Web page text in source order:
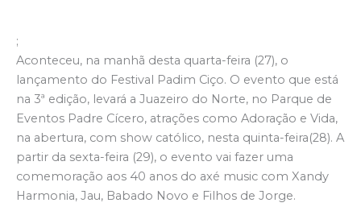
;
Aconteceu, na manhã desta quarta-feira (27), o
lançamento do Festival Padim Ciço. O evento que está
na 3ª edição, levará a Juazeiro do Norte, no Parque de
Eventos Padre Cícero, atrações como Adoração e Vida,
na abertura, com show católico, nesta quinta-feira(28). A
partir da sexta-feira (29), o evento vai fazer uma
comemoração aos 40 anos do axé music com Xandy
Harmonia, Jau, Babado Novo e Filhos de Jorge.